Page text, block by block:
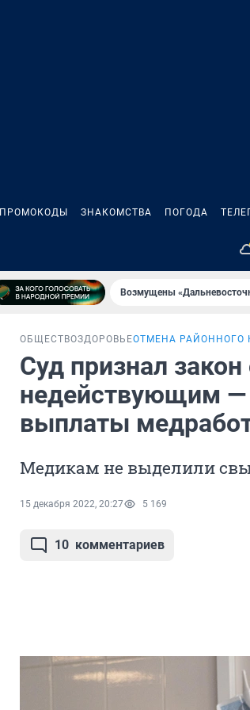
ПРОМОКОДЫ ЗНАКОМСТВА ПОГОДА
Возмущены
ОБЩЕСТВОЗДОРОВЬЕОТМЕНА РАЙОННОГО
Суд признал
недействующим —
выплаты
Медикам не выделили
15 декабря 2022, 20:27 5 169
10 комментариев